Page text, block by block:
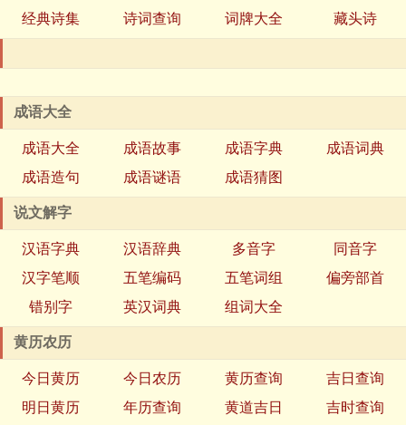
经典诗集
诗词查询 词牌大全 藏头诗
成语大全
成语大全 成语故事 成语字典
成语词典
成语造句
成语谜语 成语猜图
说文解字
汉语字典 汉语辞典 多音字
同音字
汉字笔顺
五笔编码 五笔词组
偏旁部首
错别字
英汉词典 组词大全
黄历农历
今日黄历 今日农历 黄历查询
吉日查询
明日黄历
年历查询 黄道吉日
吉时查询